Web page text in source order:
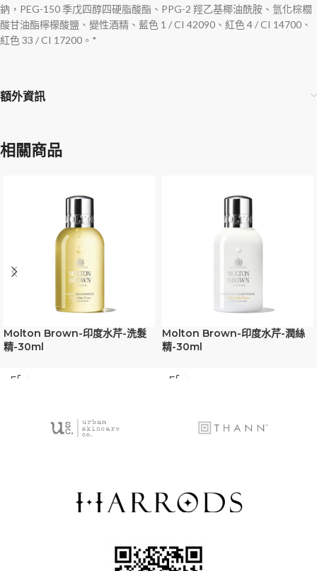
鈉，PEG-150 季戊四醇四硬脂酸酯、PPG-2 羥乙基椰油酰胺、氫化棕櫚
酸甘油酯檸檬酸鹽、變性酒精、藍色 1 / CI 42090、紅色 4 / CI 14700、
紅色 33 / CI 17200。*
額外資訊
相關商品
Molton Brown-印度水芹-洗髮
精-30ml
Molton Brown-印度水芹-潤絲
精-30ml